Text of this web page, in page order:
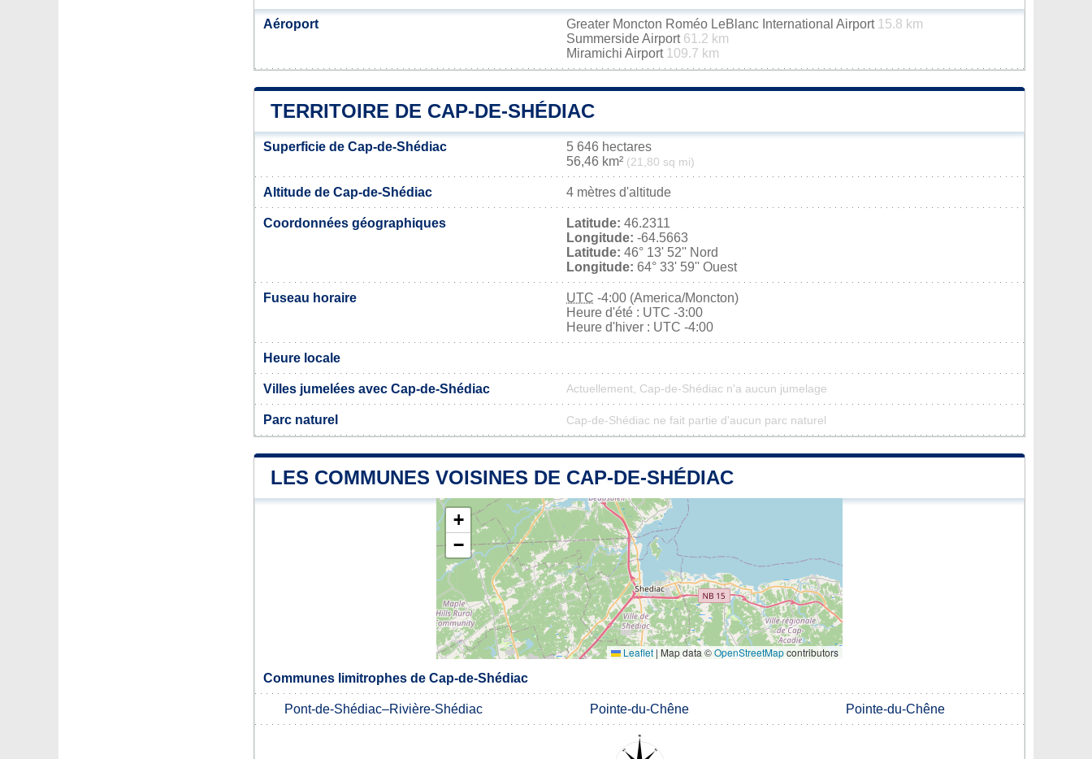
Aéroport Greater Moncton Roméo LeBlanc International Airport 15.8 km
Summerside Airport 61.2 km
Miramichi Airport 109.7 km
TERRITOIRE DE CAP-DE-SHÉDIAC
Superficie de Cap-de-Shédiac
5 646 hectares
56,46 km² (21,80 sq mi)
Altitude de Cap-de-Shédiac 4 mètres d'altitude
Coordonnées géographiques Latitude: 46.2311
Longitude: -64.5663
Latitude: 46° 13' 52'' Nord
Longitude: 64° 33' 59'' Ouest
Fuseau horaire UTC -4:00 (America/Moncton)
Heure d'été : UTC -3:00
Heure d'hiver : UTC -4:00
Heure locale
Villes jumelées avec Cap-de-Shédiac Actuellement, Cap-de-Shédiac n'a aucun jumelage
Parc naturel Cap-de-Shédiac ne fait partie d'aucun parc naturel
LES COMMUNES VOISINES DE CAP-DE-SHÉDIAC
+
−
Leaflet|Map data ©OpenStreetMapcontributors
Communes limitrophes de Cap-de-Shédiac
Pont-de-Shédiac–Rivière-Shédiac Pointe-du-Chêne Pointe-du-Chêne